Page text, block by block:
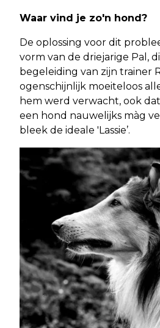
Waar vind je zo'n hond?
De oplossing voor dit
vorm van de driejarige Pal,
begeleiding van zijn trainer
ogenschijnlijk moeiteloos
hem werd verwacht, ook
een hond nauwelijks màg
bleek de ideale 'Lassie’.